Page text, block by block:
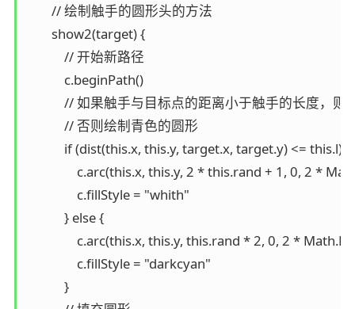
        // 绘制触手的圆形头的方法
        show2(target) {
            // 开始新路径
            c.beginPath()
// 如果触手与目标点的距离小于触手的长度，
            // 否则绘制青色的圆形
            if (dist(this.x, this.y, target.x, target.y) <= this.l) {
c.arc(this.x, this.y, 2 * this.rand + 1, 0, 2 *
                c.fillStyle = "whith"
            } else {
                c.arc(this.x, this.y, this.rand * 2, 0, 2 * Math.PI)
                c.fillStyle = "darkcyan"
            }